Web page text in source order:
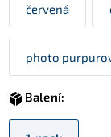
červená
photo
Balení: